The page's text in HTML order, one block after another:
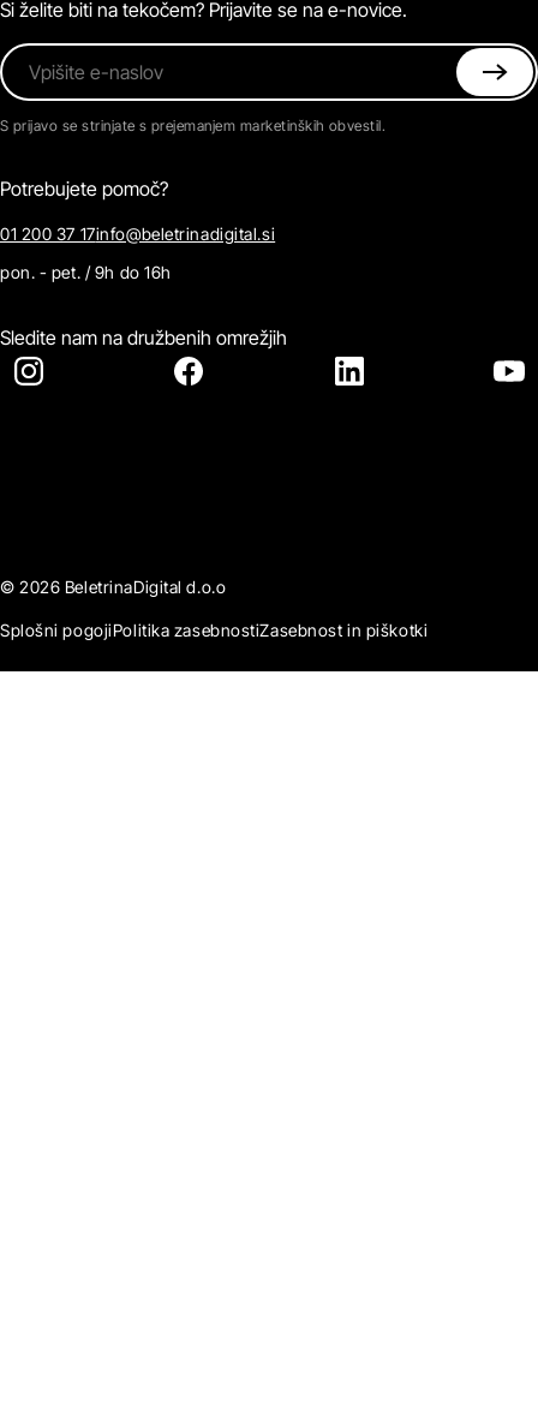
Si želite biti na tekočem? Prijavite se na e-novice.
Vpišite e-naslov
S prijavo se strinjate s prejemanjem marketinških obvestil.
Potrebujete pomoč?
01 200 37 17info@beletrinadigital.si
pon. - pet. / 9h do 16h
Sledite nam na družbenih omrežjih
© 2026 BeletrinaDigital d.o.o
Splošni pogojiPolitika zasebnostiZasebnost in piškotki